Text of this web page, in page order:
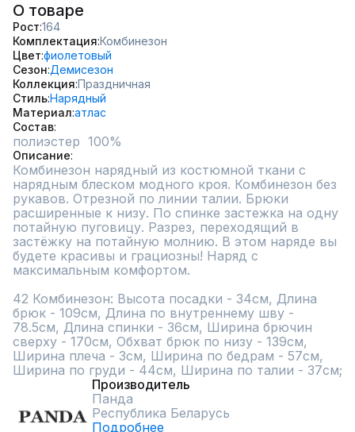
О товаре
Рост 164
Комплектация Комбинезон
Цвет фиолетовый
Сезон Демисезон
Коллекция Праздничная
СтильНарядный
Материал атлас
Состав
полиэстер  100%
Описание
Комбинезон нарядный из костюмной ткани с
нарядным блеском модного кроя. Комбинезон без
рукавов. Отрезной по линии талии. Брюки
расширенные к низу. По спинке застежка на одну
потайную пуговицу. Разрез, переходящий в
застёжку на потайную молнию. В этом наряде вы
будете красивы и грациозны! Наряд с
максимальным комфортом.
42 Комбинезон: Высота посадки - 34см, Длина
брюк - 109см, Длина по внутреннему шву -
78.5см, Длина спинки - 36см, Ширина брючин
сверху - 170см, Обхват брюк по низу - 139см,
Ширина плеча - 3см, Ширина по бедрам - 57см,
Ширина по груди - 44см, Ширина по талии - 37см;
Производитель
Панда
Республика Беларусь
Подробнее